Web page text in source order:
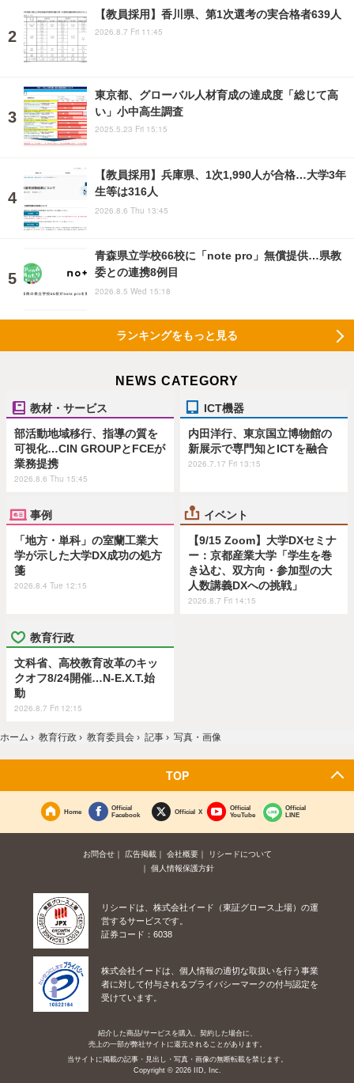
【教員採用】香川県、第1次選考の実合格者639人
2026.8.7 Fri 11:45
東京都、グローバル人材育成の達成度「総じて高
い」小中高生調査
2025.5.23 Fri 15:15
【教員採用】兵庫県、1次1,990人が合格…大学3年
生等は316人
2026.8.6 Thu 13:45
青森県立学校66校に「note pro」無償提供…県教
委との連携8例目
2026.8.5 Wed 15:18
ランキングをもっと見る
NEWS CATEGORY
教材・サービス
部活動地域移行、指導の質を
可視化…CIN GROUPとFCEが
業務提携
2026.8.6 Thu 15:45
ICT機器
内田洋行、東京国立博物館の
新展示で専門知とICTを融合
2026.7.17 Fri 13:15
事例
「地方・単科」の室蘭工業大
学が示した大学DX成功の処方
箋
2026.8.4 Tue 12:15
イベント
【9/15 Zoom】大学DXセミナ
ー：京都産業大学「学生を巻
き込む、双方向・参加型の大
人数講義DXへの挑戦」
2026.8.7 Fri 14:15
教育行政
文科省、高校教育改革のキッ
クオフ8/24開催…N-E.X.T.始
動
2026.8.7 Fri 12:15
ホーム › 教育行政 › 教育委員会 › 記事 › 写真・画像
TOP
Home
Official
Facebook
Official X
Official
YouTube
Official
LINE
お問合せ 広告掲載 会社概要
リシードについて
個人情報保護方針
リシードは、株式会社イード（東証グロース上場）の運
営するサービスです。
証券コード：6038
株式会社イードは、個人情報の適切な取扱いを行う事業
者に対して付与されるプライバシーマークの付与認定を
受けています。
紹介した商品/サービスを購入、契約した場合に、
売上の一部が弊社サイトに還元されることがあります。
当サイトに掲載の記事・見出し・写真・画像の無断転載を禁じます。
Copyright © 2026 IID, Inc.